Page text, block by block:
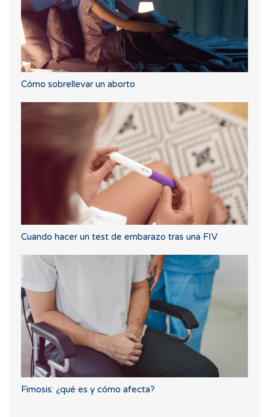
Cómo sobrellevar un aborto
Cuando hacer un test de embarazo tras una FIV
Fimosis: ¿qué es y cómo afecta?